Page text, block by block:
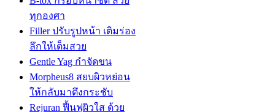
ทุกองศา
Filler ปรับรูปหน้า เติมร่อง
ลึกให้เต็มสวย
Gentle Yag กำจัดขน
Morpheus8 สยบผิวหย่อน
ให้กลับมาตึงกระชับ
Rejuran ฟื้นฟูผิวใส ด้วย